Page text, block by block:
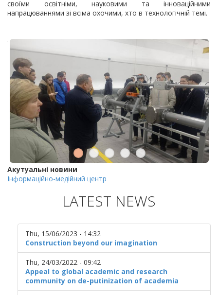
своїми освітніми, науковими та інноваційними
напрацюваннями зі всіма охочими, хто в технологічній темі.
Акутуальні новини
Інформаційно-медійний центр
LATEST NEWS
Thu, 15/06/2023 - 14:32
Construction beyond our imagination
Thu, 24/03/2022 - 09:42
Appeal to global academic and research
community on de-putinization of academia